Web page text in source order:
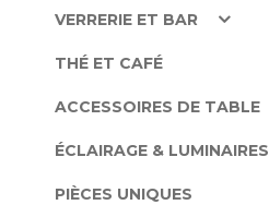
VERRERIE ET BAR
THÉ ET CAFÉ
ACCESSOIRES DE TABLE
ÉCLAIRAGE & LUMINAIRES
PIÈCES UNIQUES